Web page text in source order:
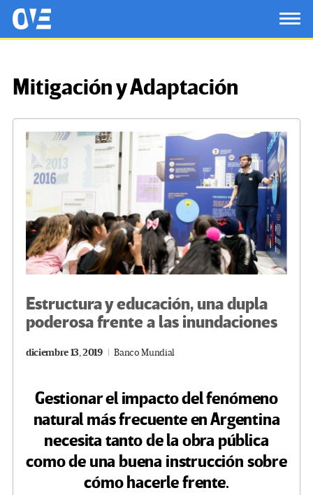
Saltar al contenido principal
OtrasVocesenEducacion.org
Mitigación y Adaptación
Estructura y educación, una dupla
poderosa frente a las inundaciones
diciembre 13, 2019 Banco Mundial
Gestionar el impacto del fenómeno
natural más frecuente en Argentina
necesita tanto de la obra pública
como de una buena instrucción sobre
cómo hacerle frente.